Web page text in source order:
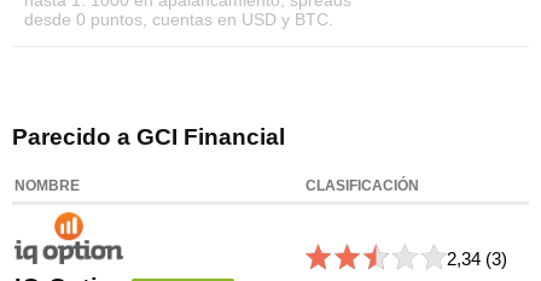
desde 0 puntos, cuentas en USD y BTC.
Parecido a GCI Financial
NOMBRE CLASIFICACIÓN
2,34 (3)